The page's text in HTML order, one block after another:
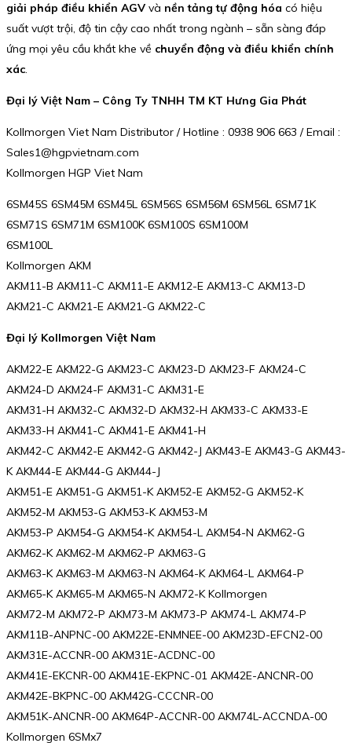
giải pháp điều khiển AGV và nền tảng tự động hóa có hiệu
suất vượt trội, độ tin cậy cao nhất trong ngành – sẵn sàng đáp
ứng mọi yêu cầu khắt khe về chuyển động và điều khiển chính
xác.
Đại lý Việt Nam – Công Ty TNHH TM KT Hưng Gia Phát
Kollmorgen Viet Nam Distributor / Hotline : 0938 906 663 / Email :
Sales1@hgpvietnam.com
Kollmorgen HGP Viet Nam
6SM45S 6SM45M 6SM45L 6SM56S 6SM56M 6SM56L 6SM71K
6SM71S 6SM71M 6SM100K 6SM100S 6SM100M
6SM100L
Kollmorgen AKM
AKM11-B AKM11-C AKM11-E AKM12-E AKM13-C AKM13-D
AKM21-C AKM21-E AKM21-G AKM22-C
Đại lý Kollmorgen Việt Nam
AKM22-E AKM22-G AKM23-C AKM23-D AKM23-F AKM24-C
AKM24-D AKM24-F AKM31-C AKM31-E
AKM31-H AKM32-C AKM32-D AKM32-H AKM33-C AKM33-E
AKM33-H AKM41-C AKM41-E AKM41-H
AKM42-C AKM42-E AKM42-G AKM42-J AKM43-E AKM43-G AKM43-
K AKM44-E AKM44-G AKM44-J
AKM51-E AKM51-G AKM51-K AKM52-E AKM52-G AKM52-K
AKM52-M AKM53-G AKM53-K AKM53-M
AKM53-P AKM54-G AKM54-K AKM54-L AKM54-N AKM62-G
AKM62-K AKM62-M AKM62-P AKM63-G
AKM63-K AKM63-M AKM63-N AKM64-K AKM64-L AKM64-P
AKM65-K AKM65-M AKM65-N AKM72-K Kollmorgen
AKM72-M AKM72-P AKM73-M AKM73-P AKM74-L AKM74-P
AKM11B-ANPNC-00 AKM22E-ENMNEE-00 AKM23D-EFCN2-00
AKM31E-ACCNR-00 AKM31E-ACDNC-00
AKM41E-EKCNR-00 AKM41E-EKPNC-01 AKM42E-ANCNR-00
AKM42E-BKPNC-00 AKM42G-CCCNR-00
AKM51K-ANCNR-00 AKM64P-ACCNR-00 AKM74L-ACCNDA-00
Kollmorgen 6SMx7